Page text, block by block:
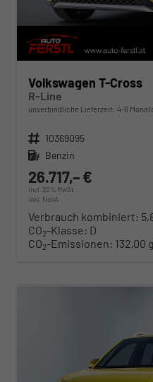
Volkswagen T-Cross
R-Line
unverbindliche Lieferzeit: 4-6
Fahrzeugnr. 10369095
Kraftstoff Benzin
26.717,– €
incl. 20% MwSt.
inkl. NoVA
Verbrauch kombiniert:
CO2-Klasse: D
CO2-Emissionen: 132,00